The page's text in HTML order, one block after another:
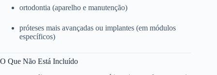
ortodontia (aparelho e manutenção)
próteses mais avançadas ou implantes (em módulos
específicos)
O Que Não Está Incluído